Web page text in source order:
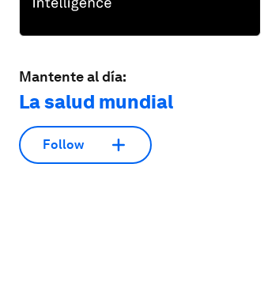
Mantente al día:
La salud mundial
Follow